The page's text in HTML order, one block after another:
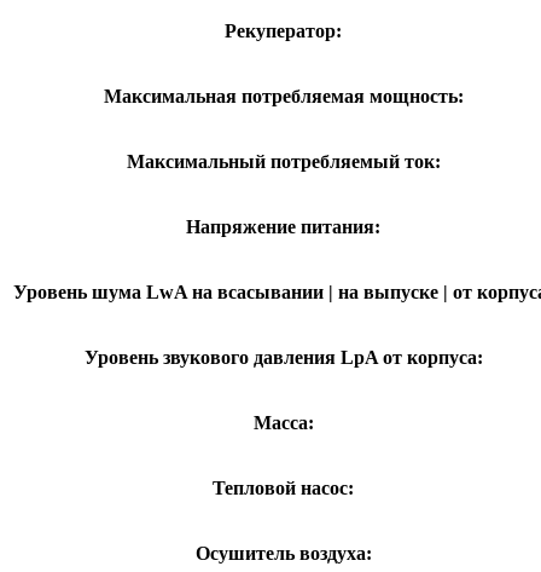
Рекуператор:
Максимальная потребляемая мощность:
Максимальный потребляемый ток:
Напряжение питания:
Уровень шума LwA на всасывании | на выпуске | от
Уровень звукового давления LpA от корпуса:
Масса:
Тепловой насос:
Осушитель воздуха: